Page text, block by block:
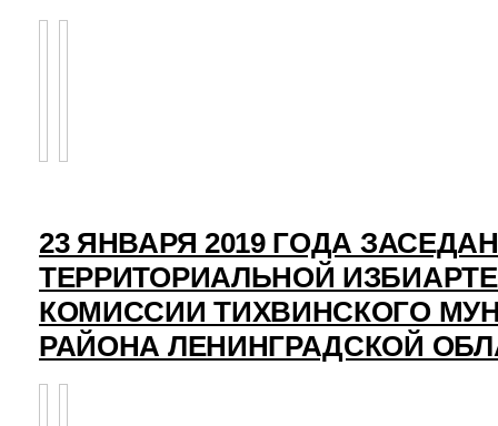
23 ЯНВАРЯ 2019 ГОДА
ТЕРРИТОРИАЛЬНОЙ
КОМИССИИ ТИХВИНСКОГО
РАЙОНА ЛЕНИНГРАДСКОЙ